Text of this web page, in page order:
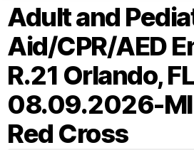
Adult and
Aid/CPR/AED
R.21 Orlando, FL
08.09.2026-
Red Cross